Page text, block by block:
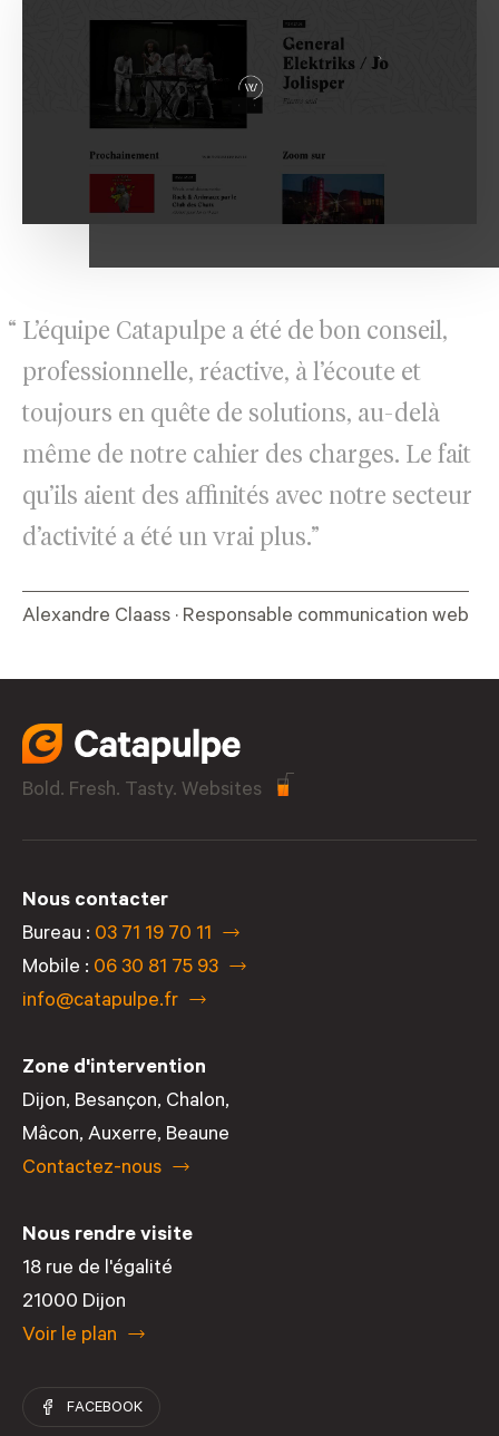
L’équipe Catapulpe a été de bon conseil,
professionnelle, réactive, à l’écoute et
toujours en quête de solutions, au-delà
même de notre cahier des charges. Le fait
qu’ils aient des affinités avec notre secteur
d’activité a été un vrai plus.”
Alexandre Claass · Responsable communication web
Bold. Fresh. Tasty. Websites
Nous contacter
Bureau : 03 71 19 70 11
Mobile : 06 30 81 75 93
info@catapulpe.fr
Zone d'intervention
Dijon, Besançon, Chalon,
Mâcon, Auxerre, Beaune
Contactez-nous
Nous rendre visite
18 rue de l'égalité
21000 Dijon
Voir le plan
FACEBOOK